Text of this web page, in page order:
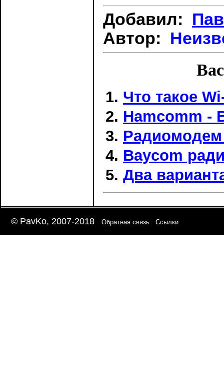
Добавил:
Автор:
Что такое
Hamcomm -
Радиомодем
Baycom
Два
© PavKo, 2007-2018 Обратная связь Ссылки